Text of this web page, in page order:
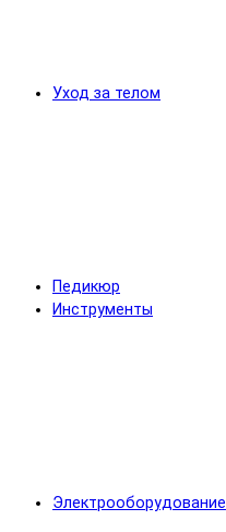
Уход за телом
Педикюр
Инструменты
Электрооборудование